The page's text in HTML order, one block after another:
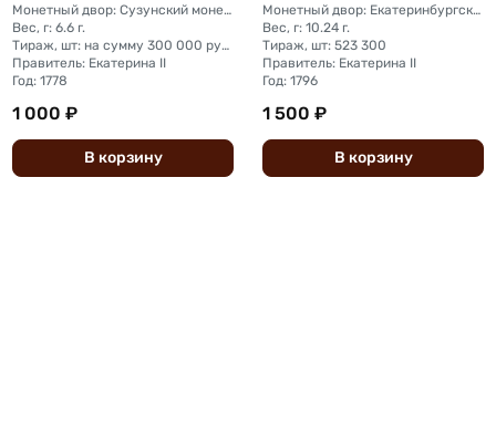
Монетный двор: Сузунский монетный двор (Сибирь)
Вес, г: 6.6 г.
Тираж, шт: на сумму 300 000 рублей (сумма 10 копеек + 5 копеек +2 копейки + 1 копейка + денга + полушка)
Правитель: Екатерина II
Год: 1778
1 000 ₽
В корзину
Монетный двор: Екатеринбургский монетный двор
Вес, г: 10.24 г.
Тираж, шт: 523 300
Правитель: Екатерина II
Год: 1796
1 500 ₽
В корзину